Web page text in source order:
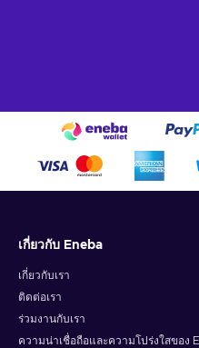
เกี่ยวกับ Eneba
เกี่ยวกับเรา
ติดต่อเรา
ร่วมงานกับเรา
ความน่าเชื่อถือและความโปร่งใสของ